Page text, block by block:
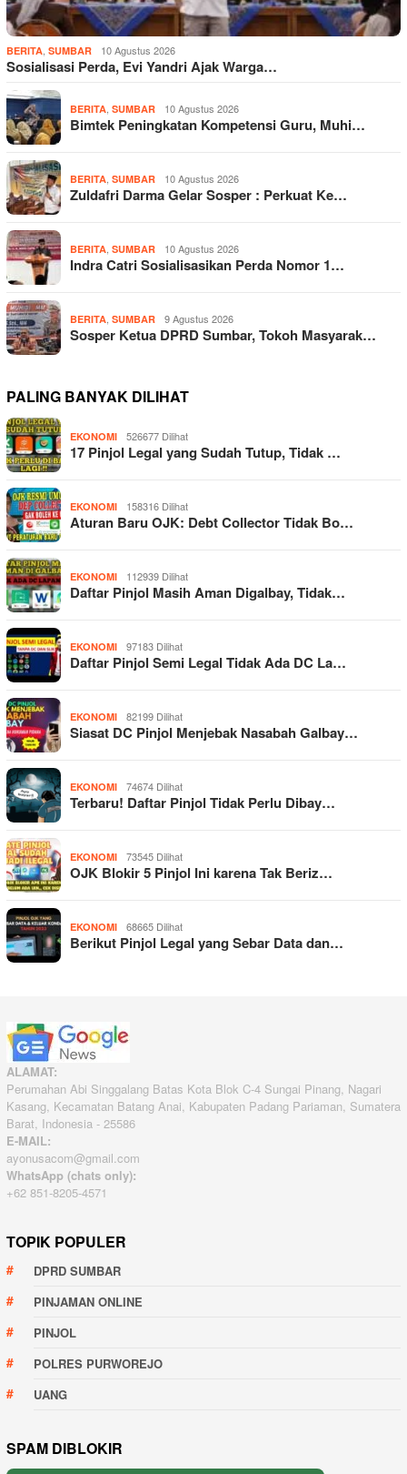
BERITA SUMBAR 10 Agustus 2026
Sosialisasi Perda, Evi Yandri Ajak Warga…
BERITA SUMBAR 10 Agustus 2026
Bimtek Peningkatan Kompetensi Guru, Muhi…
BERITA SUMBAR 10 Agustus 2026
Zuldafri Darma Gelar Sosper : Perkuat Ke…
BERITA SUMBAR 10 Agustus 2026
Indra Catri Sosialisasikan Perda Nomor 1…
BERITA SUMBAR 9 Agustus 2026
Sosper Ketua DPRD Sumbar, Tokoh Masyarak…
PALING BANYAK DILIHAT
EKONOMI 526677 Dilihat
17 Pinjol Legal yang Sudah Tutup, Tidak …
EKONOMI 158316 Dilihat
Aturan Baru OJK: Debt Collector Tidak Bo…
EKONOMI 112939 Dilihat
Daftar Pinjol Masih Aman Digalbay, Tidak…
EKONOMI 97183 Dilihat
Daftar Pinjol Semi Legal Tidak Ada DC La…
EKONOMI 82199 Dilihat
Siasat DC Pinjol Menjebak Nasabah Galbay…
EKONOMI 74674 Dilihat
Terbaru! Daftar Pinjol Tidak Perlu Dibay…
EKONOMI 73545 Dilihat
OJK Blokir 5 Pinjol Ini karena Tak Beriz…
EKONOMI 68665 Dilihat
Berikut Pinjol Legal yang Sebar Data dan…
ALAMAT:
Perumahan Abi Singgalang Batas Kota Blok C-4 Sungai Pinang, Nagari
Kasang, Kecamatan Batang Anai, Kabupaten Padang Pariaman, Sumatera
Barat, Indonesia - 25586
E-MAIL:
ayonusacom@gmail.com
WhatsApp (chats only):
+62 851-8205-4571
TOPIK POPULER
DPRD SUMBAR
PINJAMAN ONLINE
PINJOL
POLRES PURWOREJO
UANG
SPAM DIBLOKIR